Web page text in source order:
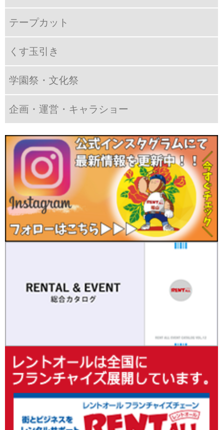
テープカット
くす玉引き
学園祭・文化祭
企画・運営・キャラショー